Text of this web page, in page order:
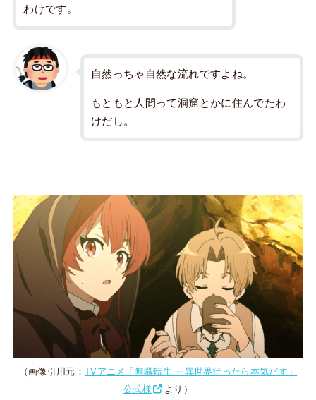
わけです。
自然っちゃ自然な流れですよね。
もともと人間って洞窟とかに住んでたわ
けだし。
（画像引用元： TVアニメ「無職転生 ～異世界行ったら本気だす」
公式様
より）